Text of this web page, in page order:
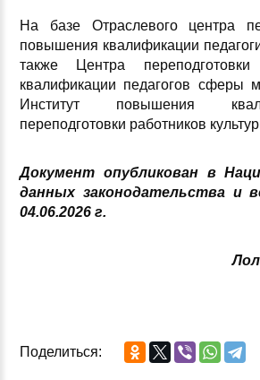
На базе Отраслевого центра
повышения квалификации
также Центра
квалификации педагогов сферы
Институт повышения
переподготовки работников
Документ опубликован в
данных законодательства и
04.06.2026 г.
Поделиться: